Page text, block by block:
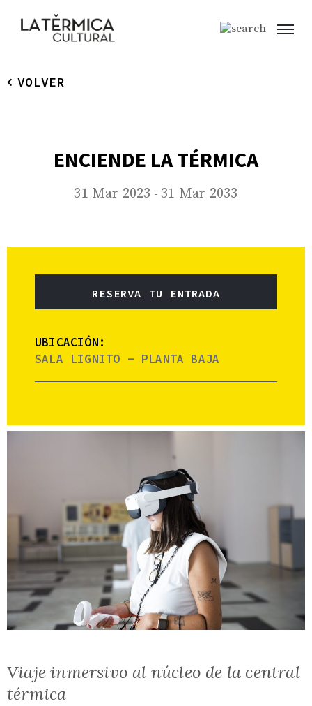
VOLVER
ENCIENDE LA TÉRMICA
31 Mar 2023 -31 Mar 2033
Viaje inmersivo al núcleo de la central
térmica
RESERVA TU ENTRADA
UBICACIÓN:
SALA LIGNITO - PLANTA BAJA